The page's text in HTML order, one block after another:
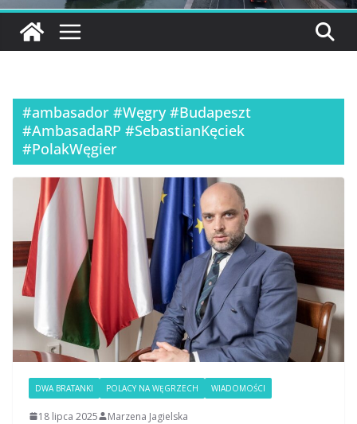
#ambasador #Węgry #Budapeszt
#AmbasadaRP #SebastianKęciek
#PolakWęgier
DWA BRATANKI POLACY NA WĘGRZECH WIADOMOŚCI
18 lipca 2025 Marzena Jagielska